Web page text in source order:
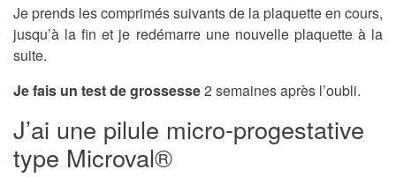
Je prends les comprimés suivants de la plaquette en cours,
jusqu’à la fin et je redémarre une nouvelle plaquette à la
suite.
Je fais un test de grossesse2 semaines après l’oubli.
J’ai une pilule micro-progestative
type Microval®